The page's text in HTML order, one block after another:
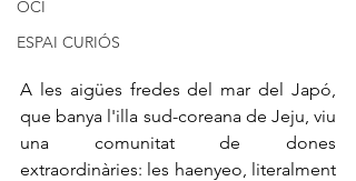
OCI
ESPAI CURIÓS
A les aigües fredes del mar del Japó,
que banya l'illa sud-coreana de Jeju, viu
una comunitat de dones
extraordinàries: les haenyeo, literalment